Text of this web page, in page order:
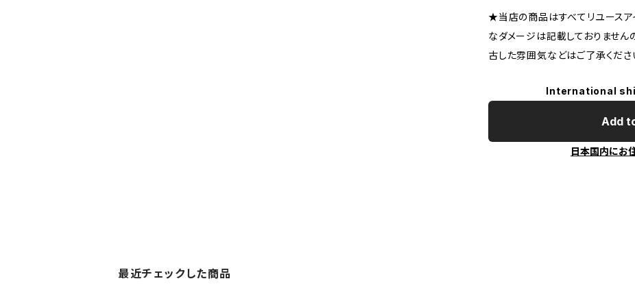
★当店の商品はすべてリユースア
なダメージは記載しておりませ
古した雰囲気などはご了承くださ
International
Add
日本国内にお
最近チェックした商品